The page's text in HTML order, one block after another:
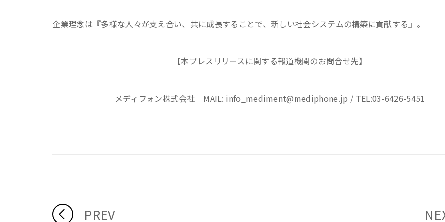
企業理念は『多様な人々が支え合い、共に成長することで、新しい社会システムの構築に貢献する』。
【本プレスリリースに関する報道機関のお問合せ先】
メディフォン株式会社 MAIL: info_mediment@mediphone.jp / TEL:03-6426-5451
PREV